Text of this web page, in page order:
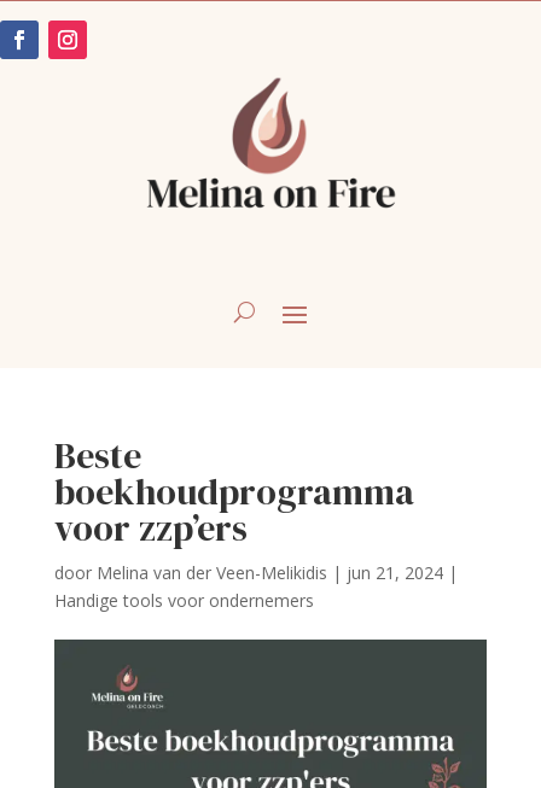
Beste
boekhoudprogramma
voor zzp’ers
door Melina van der Veen-Melikidis | jun 21, 2024|
Handige tools voor ondernemers